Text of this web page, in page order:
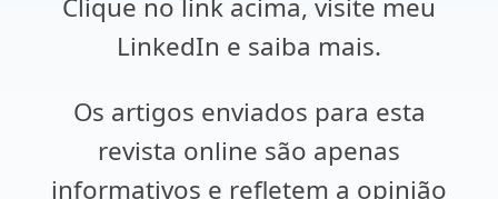
Clique no link acima, visite meu
LinkedIn e saiba mais.
Os artigos enviados para esta
revista online são apenas
informativos e refletem a opinião